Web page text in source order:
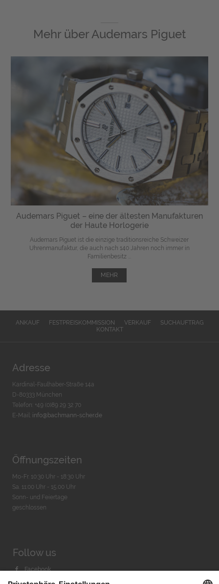
Mehr überAudemars Piguet
Audemars Piguet – eine der ältesten Manufakturen
der Haute Horlogerie
Audemars Piguet ist die einzige traditionsreiche Schweizer
Uhrenmanufaktur, die auch nach 140 Jahren noch immer in
Familienbesitz ...
MEHR
ANKAUF FESTPREISKOMMISSION VERKAUF
SUCHAUFTRAG
KONTAKT
Adresse
Kardinal-Faulhaber-Straße 14a
D-80333 München
Telefon: +49 (0)89 29 32 70
E-Mail: info@bachmann-scher.de
Öffnungszeiten
Mo-Fr. 10:30 Uhr - 18:30 Uhr
Sa. 11:00 Uhr - 15.00 Uhr
Sonn- und Feiertage
geschlossen
Follow us
Facebook
Instagram